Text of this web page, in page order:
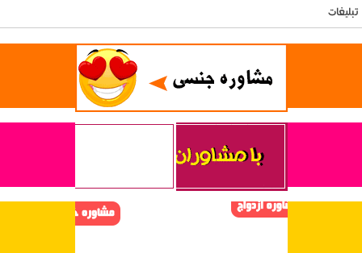
تبلیغات